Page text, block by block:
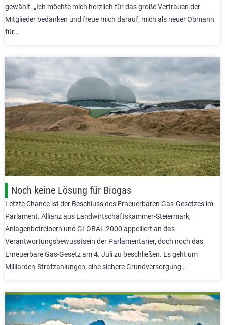
gewählt. „Ich möchte mich herzlich für das große Vertrauen der
Mitglieder bedanken und freue mich darauf, mich als neuer Obmann
für…
Noch keine Lösung für Biogas
Letzte Chance ist der Beschluss des Erneuerbaren Gas-Gesetzes im
Parlament. Allianz aus Landwirtschaftskammer-Steiermark,
Anlagenbetreibern und GLOBAL 2000 appelliert an das
Verantwortungsbewusstsein der Parlamentarier, doch noch das
Erneuerbare Gas-Gesetz am 4. Juli zu beschließen. Es geht um
Milliarden-Strafzahlungen, eine sichere Grundversorgung…